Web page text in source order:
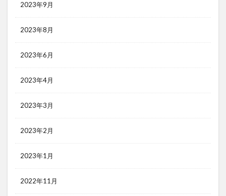
2023年9月
2023年8月
2023年6月
2023年4月
2023年3月
2023年2月
2023年1月
2022年11月